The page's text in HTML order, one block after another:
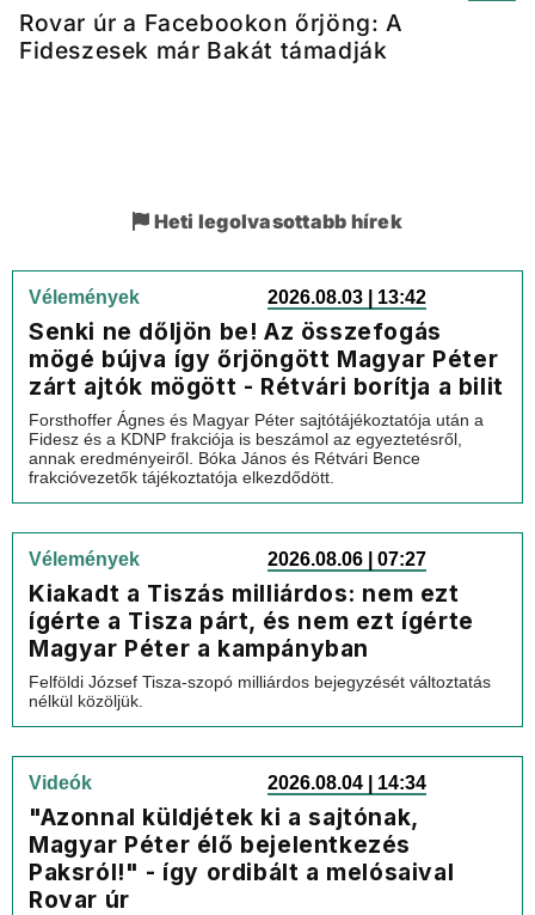
Rovar úr a Facebookon őrjöng: A
Fideszesek már Bakát támadják
Heti legolvasottabb hírek
Vélemények 2026.08.03 | 13:42
Senki ne dőljön be! Az összefogás
mögé bújva így őrjöngött Magyar Péter
zárt ajtók mögött - Rétvári borítja a bilit
Forsthoffer Ágnes és Magyar Péter sajtótájékoztatója után a
Fidesz és a KDNP frakciója is beszámol az egyeztetésről,
annak eredményeiről. Bóka János és Rétvári Bence
frakcióvezetők tájékoztatója elkezdődött.
Vélemények 2026.08.06 | 07:27
Kiakadt a Tiszás milliárdos: nem ezt
ígérte a Tisza párt, és nem ezt ígérte
Magyar Péter a kampányban
Felföldi József Tisza-szopó milliárdos bejegyzését változtatás
nélkül közöljük.
Videók 2026.08.04 | 14:34
"Azonnal küldjétek ki a sajtónak,
Magyar Péter élő bejelentkezés
Paksról!" - így ordibált a melósaival
Rovar úr